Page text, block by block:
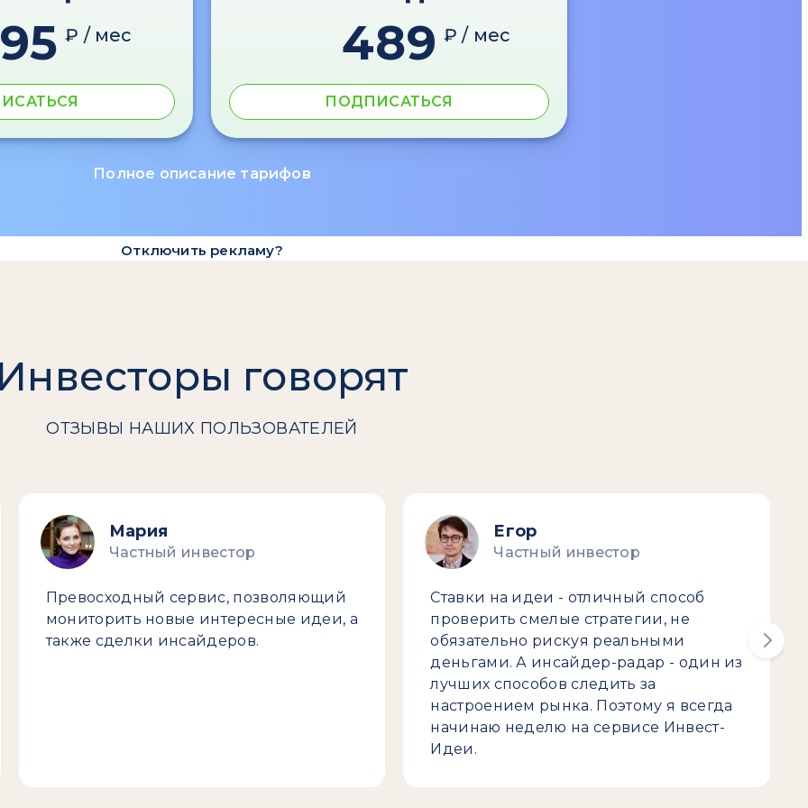
₽ / мес 489 ₽ / мес
ПОДПИСАТЬСЯ
Полное описание тарифов
Отключить рекламу?
говорят
ОТЗЫВЫ НАШИХ ПОЛЬЗОВАТЕЛЕЙ
Мария
Частный инвестор
Превосходный сервис, позволяющий
мониторить новые интересные идеи, а
также сделки инсайдеров.
Егор
Частный инвестор
Ставки на идеи - отличный способ
проверить смелые стратегии, не
обязательно рискуя реальными
деньгами. А инсайдер-радар - один из
лучших способов следить за
настроением рынка. Поэтому я всегда
начинаю неделю на сервисе Инвест-
Идеи.